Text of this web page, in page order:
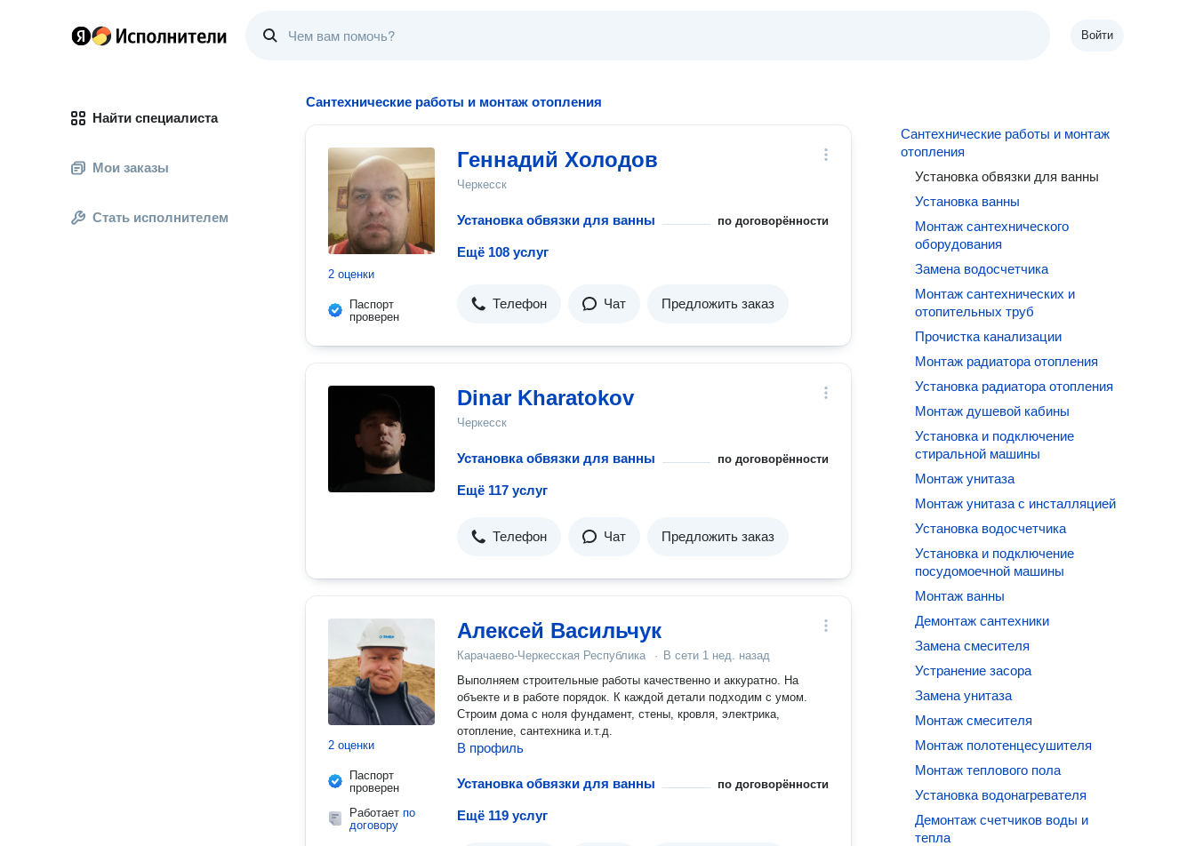
Войти
Найти специалиста
Мои заказы
Стать исполнителем
Сантехнические работы и монтаж отопления
2 оценки
Паспорт
проверен
Геннадий Холодов
Черкесск
Установка обвязки для ванны по договорённости
Ещё 108 услуг
Телефон Чат Предложить заказ
Dinar Kharatokov
Черкесск
Установка обвязки для ванны по договорённости
Ещё 117 услуг
Телефон Чат Предложить заказ
2 оценки
Паспорт
проверен
Работает по
договору
Алексей Васильчук
Карачаево-Черкесская Республика · В сети 1 нед. назад
Выполняем строительные работы качественно и аккуратно. На
объекте и в работе порядок. К каждой детали подходим с умом.
Строим дома с ноля фундамент, стены, кровля, электрика,
отопление, сантехника и.т.д.
В профиль
Установка обвязки для ванны по договорённости
Ещё 119 услуг
Сантехнические работы и монтаж
отопления
Установка обвязки для ванны
Установка ванны
Монтаж сантехнического
оборудования
Замена водосчетчика
Монтаж сантехнических и
отопительных труб
Прочистка канализации
Монтаж радиатора отопления
Установка радиатора отопления
Монтаж душевой кабины
Установка и подключение
стиральной машины
Монтаж унитаза
Монтаж унитаза с инсталляцией
Установка водосчетчика
Установка и подключение
посудомоечной машины
Монтаж ванны
Демонтаж сантехники
Замена смесителя
Устранение засора
Замена унитаза
Монтаж смесителя
Монтаж полотенцесушителя
Монтаж теплового пола
Установка водонагревателя
Демонтаж счетчиков воды и
тепла